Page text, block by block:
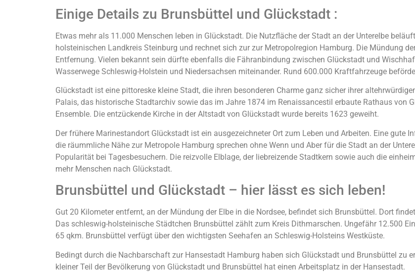
Einige Details zu Brunsbüttel und Glückstadt :
Etwas mehr als 11.000 Menschen leben in Glückstadt. Die Nutzfläche der Stadt an der Unterelbe
holsteinischen Landkreis Steinburg und rechnet sich zur zur Metropolregion Hamburg. Die Mündung
Entfernung. Vielen bekannt sein dürfte ebenfalls die Fähranbindung zwischen Glückstadt und
Wasserwege Schleswig-Holstein und Niedersachsen miteinander. Rund 600.000 Kraftfahrzeuge
Glückstadt ist eine pittoreske kleine Stadt, die ihren besonderen Charme ganz sicher ihrer
Palais, das historische Stadtarchiv sowie das im Jahre 1874 im Renaissancestil erbaute Rathaus von
Ensemble. Die entzückende Kirche in der Altstadt von Glückstadt wurde bereits 1623 geweiht.
Der frühere Marinestandort Glückstadt ist ein ausgezeichneter Ort zum Leben und Arbeiten. Eine gute
die räummliche Nähe zur Metropole Hamburg sprechen ohne Wenn und Aber für die Stadt an der
Popularität bei Tagesbesuchern. Die reizvolle Elblage, der liebreizende Stadtkern sowie auch die
mehr Menschen nach Glückstadt.
Brunsbüttel und Glückstadt – hier lässt es sich leben!
Gut 20 Kilometer entfernt, an der Mündung der Elbe in die Nordsee, befindet sich Brunsbüttel. Dort
Das schleswig-holsteinische Städtchen Brunsbüttel zählt zum Kreis Dithmarschen. Ungefähr 12.500
65 qkm. Brunsbüttel verfügt über den wichtigsten Seehafen an Schleswig-Holsteins Westküste.
Bedingt durch die Nachbarschaft zur Hansestadt Hamburg haben sich Glückstadt und Brunsbüttel zu
kleiner Teil der Bevölkerung von Glückstadt und Brunsbüttel hat einen Arbeitsplatz in der Hansestadt.